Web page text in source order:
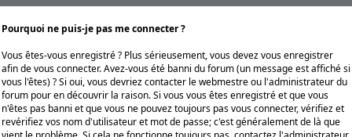
Pourquoi ne puis-je pas me connecter ?
Vous êtes-vous enregistré ? Plus sérieusement, vous devez vous enregistrer
afin de vous connecter. Avez-vous été banni du forum (un message est affiché si
vous l'êtes) ? Si oui, vous devriez contacter le webmestre ou l'administrateur du
forum pour en découvrir la raison. Si vous vous êtes enregistré et que vous
n'êtes pas banni et que vous ne pouvez toujours pas vous connecter, vérifiez et
revérifiez vos nom d'utilisateur et mot de passe; c'est généralement de là que